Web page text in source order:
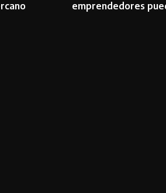
emprendedores